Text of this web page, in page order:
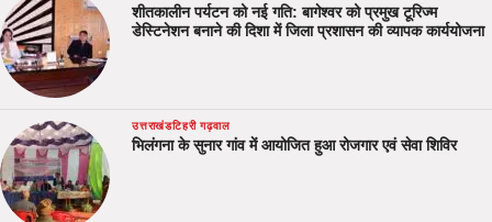
शीतकालीन पर्यटन को नई गति: बागेश्वर को प्रमुख टूरिज्म
डेस्टिनेशन बनाने की दिशा में जिला प्रशासन की व्यापक कार्ययोजना
उत्तराखंडटिहरी गढ़वाल
भिलंगना के सुनार गांव में आयोजित हुआ रोजगार एवं सेवा शिविर